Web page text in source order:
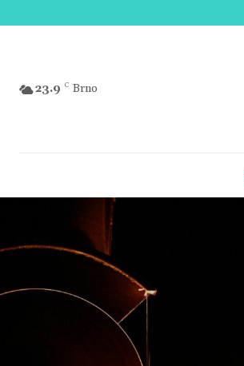
23.9 C Brno